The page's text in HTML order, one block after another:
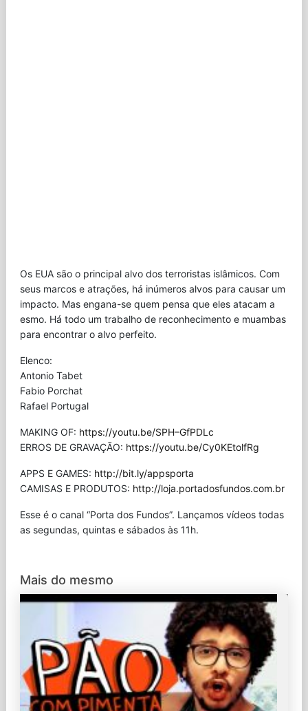
Os EUA são o principal alvo dos terroristas islâmicos. Com
seus marcos e atrações, há inúmeros alvos para causar um
impacto. Mas engana-se quem pensa que eles atacam a
esmo. Há todo um trabalho de reconhecimento e muambas
para encontrar o alvo perfeito.
Elenco:
Antonio Tabet
Fabio Porchat
Rafael Portugal
MAKING OF: https://youtu.be/SPH–GfPDLc
ERROS DE GRAVAÇÃO: https://youtu.be/Cy0KEtolfRg
APPS E GAMES: http://bit.ly/appsporta
CAMISAS E PRODUTOS: http://loja.portadosfundos.com.br
Esse é o canal “Porta dos Fundos”. Lançamos vídeos todas
as segundas, quintas e sábados às 11h.
Mais do mesmo